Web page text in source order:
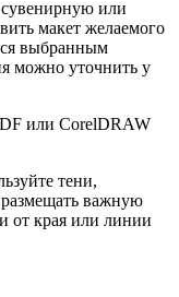
или
макет желаемого
выбранным
можно уточнить у
или CorelDRAW
тени,
важную
от края или линии